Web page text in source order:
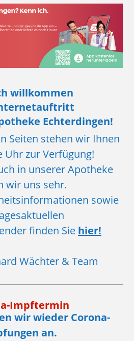
Anfahrt
willkommen
Echterdingen!
Seiten stehen wir Ihnen
Uhr zur Verfügung!
in unserer Apotheke
wir uns sehr.
sowie
finden Sie hier!
Wächter & Team
Impftermin
wir wieder Corona-
an.